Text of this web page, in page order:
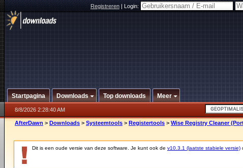
Registreren|Login:
Startpagina Downloads Top downloads Meer
8/8/2026 2:28:40 AM
AfterDawn > Downloads > Systeemtools > Registertools > Wise Registry Cleaner
Dit is een oude versie van deze software. Je kunt ook de v10.3.1 (laatste stabiele versie)